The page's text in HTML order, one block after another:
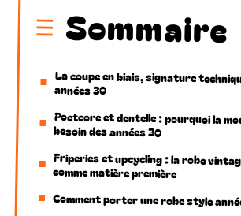
Sommaire
La coupe en biais, signature
années 30
Poetcore et dentelle : pourquoi la
besoin des années 30
Friperies et upcycling : la robe
comme matière première
Comment porter une robe style